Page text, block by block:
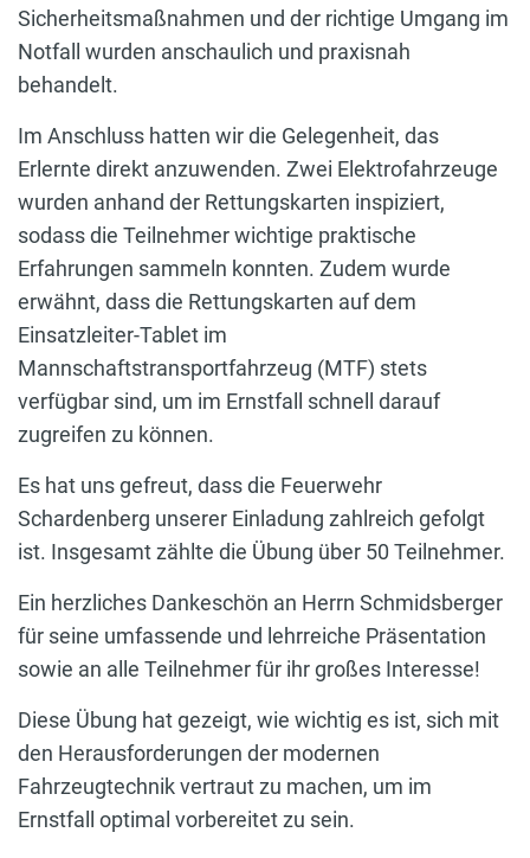
Sicherheitsmaßnahmen und der richtige Umgang im
Notfall wurden anschaulich und praxisnah
behandelt.
Im Anschluss hatten wir die Gelegenheit, das
Erlernte direkt anzuwenden. Zwei Elektrofahrzeuge
wurden anhand der Rettungskarten inspiziert,
sodass die Teilnehmer wichtige praktische
Erfahrungen sammeln konnten. Zudem wurde
erwähnt, dass die Rettungskarten auf dem
Einsatzleiter-Tablet im
Mannschaftstransportfahrzeug (MTF) stets
verfügbar sind, um im Ernstfall schnell darauf
zugreifen zu können.
Es hat uns gefreut, dass die Feuerwehr
Schardenberg unserer Einladung zahlreich gefolgt
ist. Insgesamt zählte die Übung über 50 Teilnehmer.
Ein herzliches Dankeschön an Herrn Schmidsberger
für seine umfassende und lehrreiche Präsentation
sowie an alle Teilnehmer für ihr großes Interesse!
Diese Übung hat gezeigt, wie wichtig es ist, sich mit
den Herausforderungen der modernen
Fahrzeugtechnik vertraut zu machen, um im
Ernstfall optimal vorbereitet zu sein.